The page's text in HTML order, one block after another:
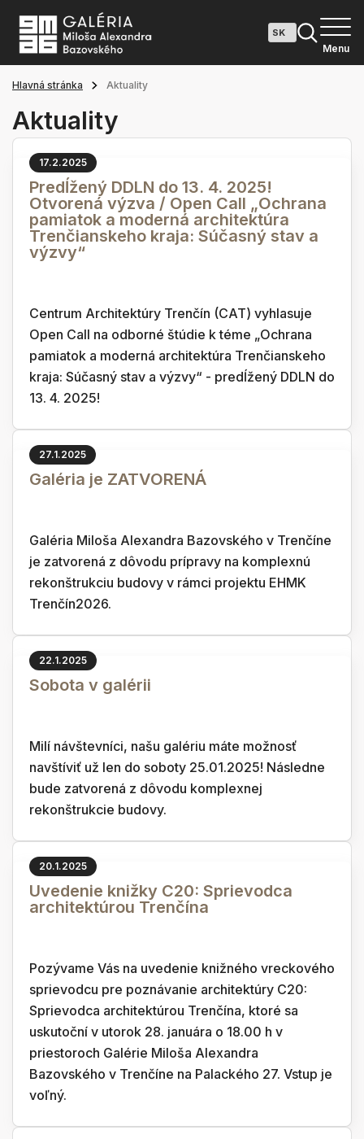
Menu
Hlavná stránka Aktuality
Aktuality
17.2.2025
Predĺžený DDLN do 13. 4. 2025!
Otvorená výzva / Open Call „Ochrana
pamiatok a moderná architektúra
Trenčianskeho kraja: Súčasný stav a
výzvy“
Centrum Architektúry Trenčín (CAT) vyhlasuje
Open Call na odborné štúdie k téme „Ochrana
pamiatok a moderná architektúra Trenčianskeho
kraja: Súčasný stav a výzvy“ - predĺžený DDLN do
13. 4. 2025!
27.1.2025
Galéria je ZATVORENÁ
Galéria Miloša Alexandra Bazovského v Trenčíne
je zatvorená z dôvodu prípravy na komplexnú
rekonštrukciu budovy v rámci projektu EHMK
Trenčín2026.
22.1.2025
Sobota v galérii
Milí návštevníci, našu galériu máte možnosť
navštíviť už len do soboty 25.01.2025! Následne
bude zatvorená z dôvodu komplexnej
rekonštrukcie budovy.
20.1.2025
Uvedenie knižky C20: Sprievodca
architektúrou Trenčína
Pozývame Vás na uvedenie knižného vreckového
sprievodcu pre poznávanie architektúry C20:
Sprievodca architektúrou Trenčína, ktoré sa
uskutoční v utorok 28. januára o 18.00 h v
priestoroch Galérie Miloša Alexandra
Bazovského v Trenčíne na Palackého 27. Vstup je
voľný.